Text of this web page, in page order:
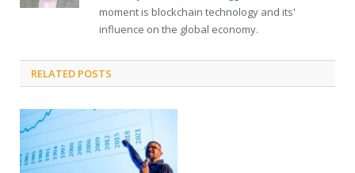
moment is blockchain technology and its'
influence on the global economy.
RELATED POSTS